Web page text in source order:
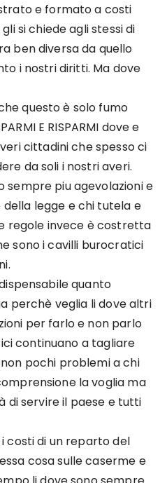
e formato a costi
si chiede agli stessi di
ben diversa da quello
i nostri diritti. Ma dove
questo è solo fumo
E RISPARMI dove e
cittadini che spesso ci
da soli i nostri averi.
sempre piu agevolazioni e
legge e chi tutela e
regole invece è costretta
sono i cavilli burocratici
quanto
perchè veglia li dove altri
per farlo e non parlo
continuano a tagliare
pochi problemi a chi
la voglia ma
di servire il paese e tutti
costi di un reparto del
cosa sulle caserme e